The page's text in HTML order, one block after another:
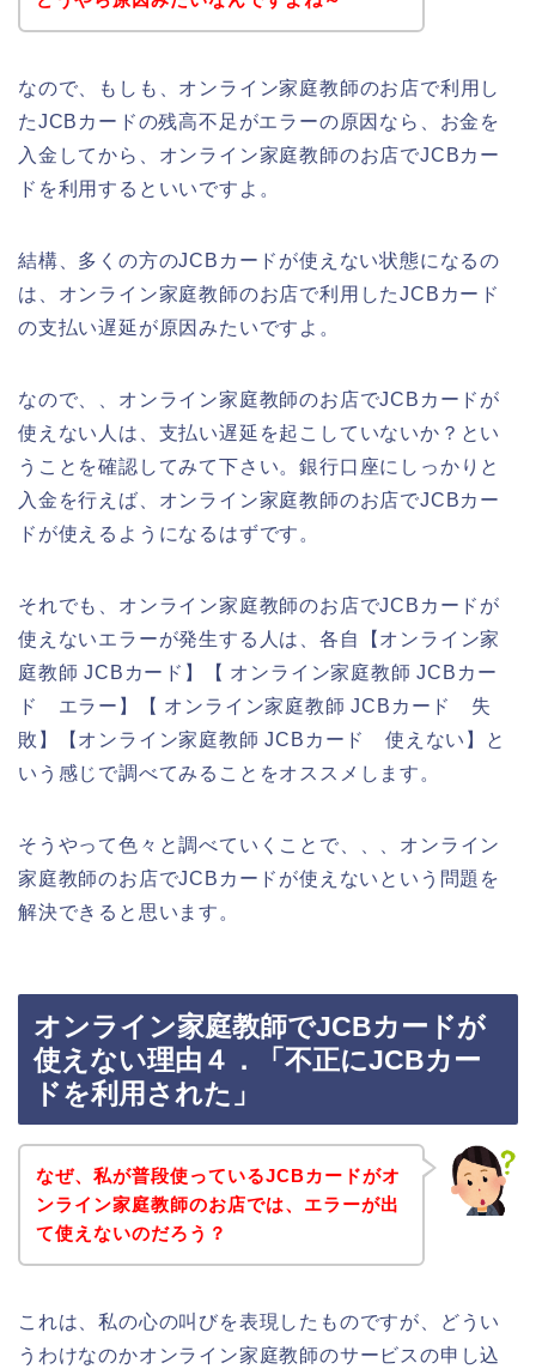
なので、もしも、オンライン家庭教師のお店で利用し
たJCBカードの残高不足がエラーの原因なら、お金を
入金してから、オンライン家庭教師のお店でJCBカー
ドを利用するといいですよ。
結構、多くの方のJCBカードが使えない状態になるの
は、オンライン家庭教師のお店で利用したJCBカード
の支払い遅延が原因みたいですよ。
なので、、オンライン家庭教師のお店でJCBカードが
使えない人は、支払い遅延を起こしていないか？とい
うことを確認してみて下さい。銀行口座にしっかりと
入金を行えば、オンライン家庭教師のお店でJCBカー
ドが使えるようになるはずです。
それでも、オンライン家庭教師のお店でJCBカードが
使えないエラーが発生する人は、各自【オンライン家
庭教師 JCBカード】【 オンライン家庭教師 JCBカー
ド エラー】【 オンライン家庭教師 JCBカード 失
敗】【オンライン家庭教師 JCBカード 使えない】と
いう感じで調べてみることをオススメします。
そうやって色々と調べていくことで、、、オンライン
家庭教師のお店でJCBカードが使えないという問題を
解決できると思います。
オンライン家庭教師でJCBカードが
使えない理由４．「不正にJCBカー
ドを利用された」
なぜ、私が普段使っているJCBカードがオ
ンライン家庭教師のお店では、エラーが出
て使えないのだろう？
これは、私の心の叫びを表現したものですが、どうい
うわけなのかオンライン家庭教師のサービスの申し込